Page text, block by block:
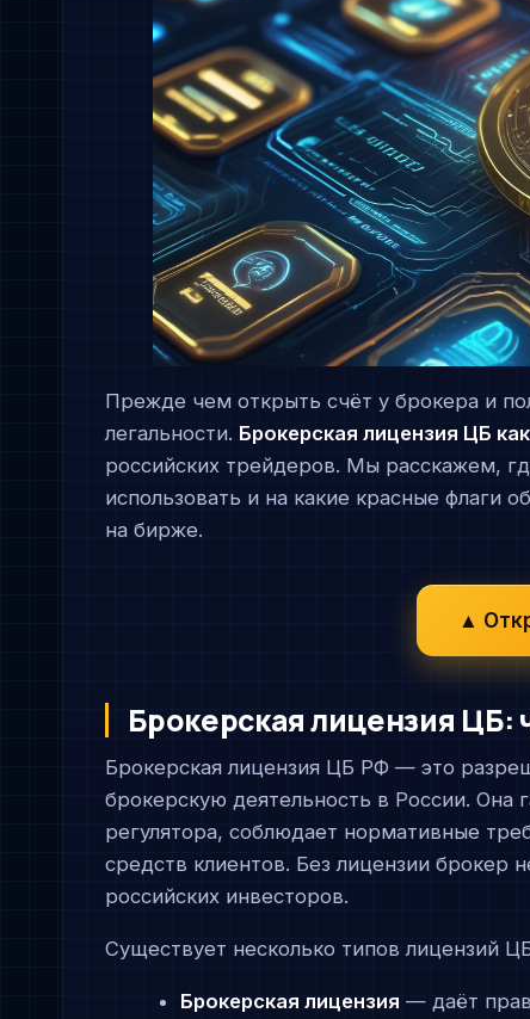
Прежде чем открыть счёт у брокера и
легальности. Брокерская лицензия ЦБ
российских трейдеров. Мы расскажем,
использовать и на какие красные флаги
на бирже.
▲
Брокерская лицензия ЦБ:
Брокерская лицензия ЦБ РФ — это
брокерскую деятельность в России. Она
регулятора, соблюдает нормативные
средств клиентов. Без лицензии брокер
российских инвесторов.
Существует несколько типов лицензий
Брокерская лицензия — даёт